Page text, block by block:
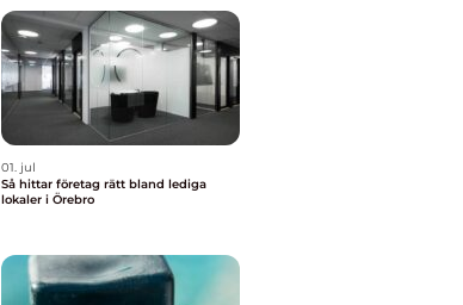
01. jul
Så hittar företag rätt bland lediga
lokaler i Örebro